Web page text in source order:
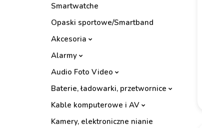
Smartwatche
Opaski sportowe/Smartband
Akcesoria
Alarmy
Audio Foto Video
Baterie, ładowarki, przetwornice
Kable komputerowe i AV
Kamery, elektroniczne nianie